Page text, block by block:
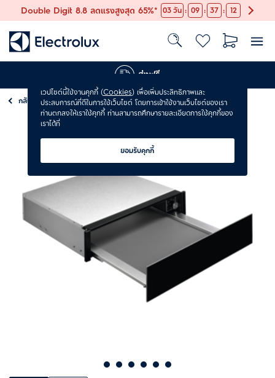
Double Digit 8.8 ลดแรงสูงสุด 65%* 03วัน : 09 : 37 : 11
ส่งฟรี
กลับ เตาอบ
เวปไซต์นี้ใช้งานคุกกี้ (Cookies) เพื่อเพิ่มประสิทธิภาพและ
ประสบการณ์ที่ดีในการใช้เว็บไซต์ โดยการเข้าใช้งานเว็บไซต์ของเรา
ท่านตกลงให้เราใช้คุกกี้ ท่านสามารถศึกษารายละเอียดการใช้คุกกี้ของ
เราได้ที่
ยอมรับคุกกี้